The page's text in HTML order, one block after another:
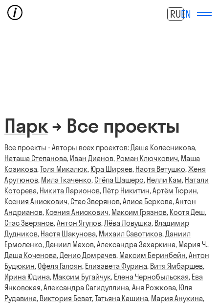
RUEN
Парк→ Все проекты
Все проекты ⋅ Авторы всех проектов:Даша Колесникова,
Наташа Степанова, Иван Дианов, Роман Ключкович, Маша
Козикова,Толя Микалюк, Юра Ширяев, Настя Ветушко,Женя
Арутюнов, Мила Ткаченко, Стёпа Шашеро, Нелли Кам, Натали
Которева, Никита Ларионов, Пётр Никитин,Артём Тюрин,
Ксения Анискович, Стас Зверянов,Алиса Беркова,Антон
Андрианов, Ксения Анискович, Максим Грязнов, Костя Деш,
Стас Зверянов,Антон Ягупов,Лёва Ловушка, Владимир
Дудников, Настя Шакунова, Михаил Савотиков,Даниил
Ермоленко,Даниил Махов,Александра Захаркина, Мария Ч.,
Даша Коченова,Денис Домрачев, Максим Беринбейн,Антон
Будюкин, Офеля Галоян, Елизавета Фурина, Витя Ямбаршев,
Ирина Юдина, Максим Бугайчук, Елена Чернобыльская, Ева
Янковская,Александра Сагидуллина,Аня Рожкова, Юля
Рудавина, Виктория Беват,Татьяна Кашина, Мария Анухина,